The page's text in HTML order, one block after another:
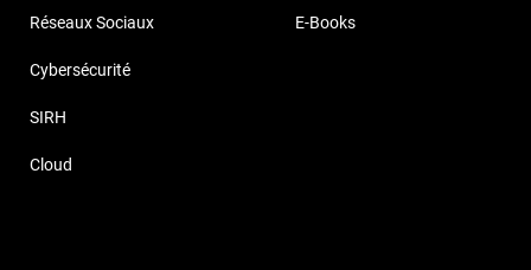
Réseaux Sociaux
Cybersécurité
SIRH
Cloud
E-Books